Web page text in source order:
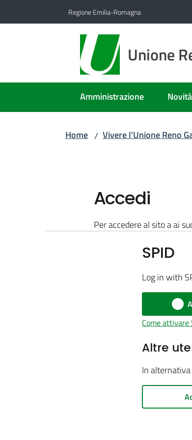
Regione Emilia-Romagna
Unione
Amministrazione Novità
Home / Vivere l'Unione Reno
Accedi
Per accedere al sito a ai
SPID
Log in with
Come attivare
Altre
In